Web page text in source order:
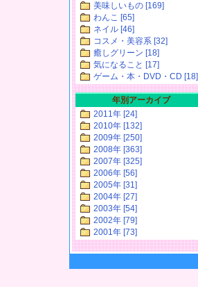
美味しいもの [169]
わんこ [65]
ネイル [46]
コスメ・美容系 [32]
癒しグリーン [18]
気になること [17]
ゲーム・本・DVD・CD [18]
年別アーカイブ
2011年 [24]
2010年 [132]
2009年 [250]
2008年 [363]
2007年 [325]
2006年 [56]
2005年 [31]
2004年 [27]
2003年 [54]
2002年 [79]
2001年 [73]